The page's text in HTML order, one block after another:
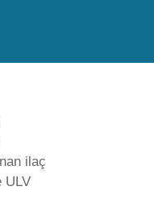
ilaç
ULV